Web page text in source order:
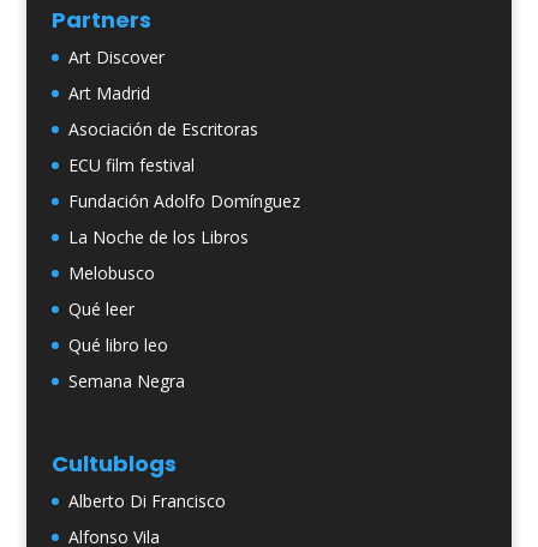
Partners
Art Discover
Art Madrid
Asociación de Escritoras
ECU film festival
Fundación Adolfo Domínguez
La Noche de los Libros
Melobusco
Qué leer
Qué libro leo
Semana Negra
Cultublogs
Alberto Di Francisco
Alfonso Vila